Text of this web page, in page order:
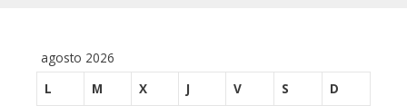
agosto 2026
L
M X J V S
D